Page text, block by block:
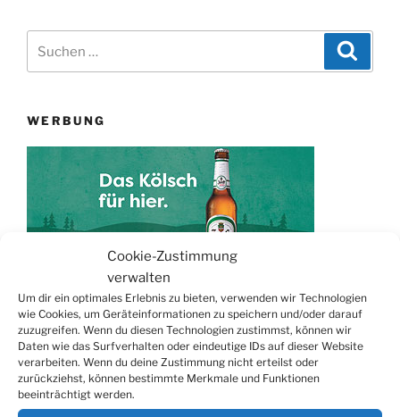
Cookie-Zustimmung
verwalten
Um dir ein optimales Erlebnis zu bieten, verwenden wir Technologien
wie Cookies, um Geräteinformationen zu speichern und/oder darauf
zuzugreifen. Wenn du diesen Technologien zustimmst, können wir
Daten wie das Surfverhalten oder eindeutige IDs auf dieser Website
verarbeiten. Wenn du deine Zustimmung nicht erteilst oder
zurückziehst, können bestimmte Merkmale und Funktionen
beeinträchtigt werden.
nach:
WERBUNG
TERMINE
21.06. bis
30.08.
Biergarten-Wochenenden der Erzquell
Brauerei
09.08.
Trödelmarkt in der Ortsmitte